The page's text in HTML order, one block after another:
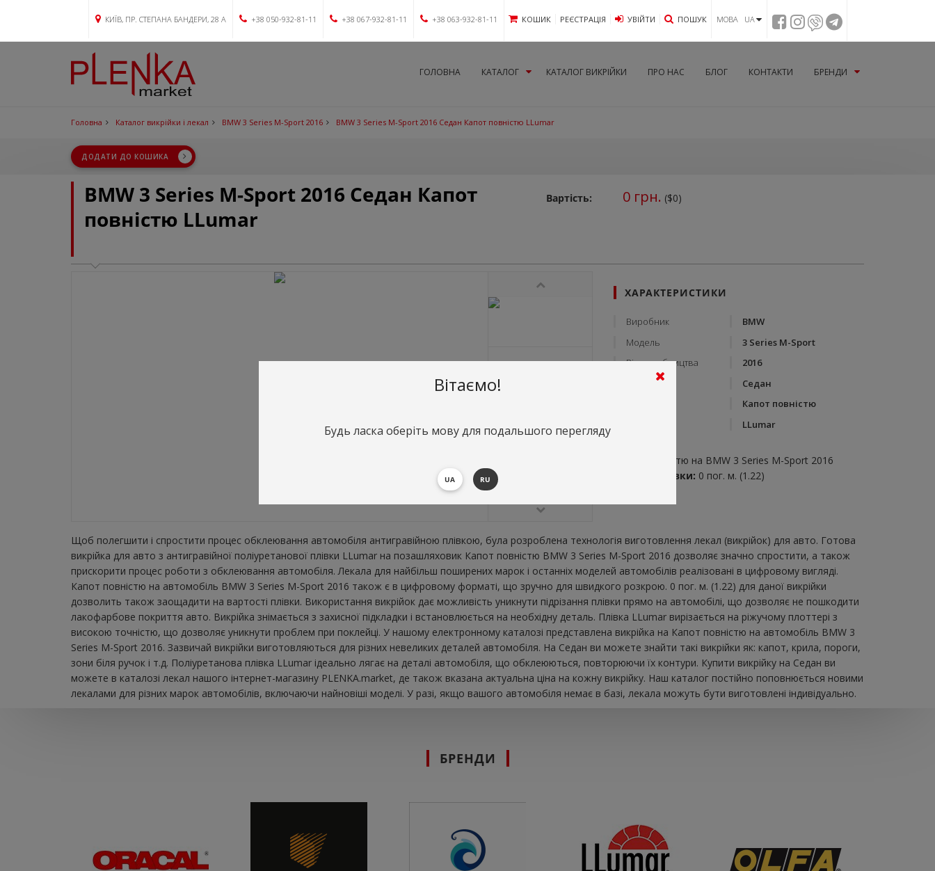
КИЇВ, ПР. СТЕПАНА БАНДЕРИ, 28 А +38 050-932-81-11 +38 067-932-81-11 +38 063-932-81-11 КОШИК РЕЄСТРАЦІЯ УВIЙТИ ПОШУК МОВА UA
ГОЛОВНА КАТАЛОГ КАТАЛОГ ВИКРІЙКИ ПРО НАС БЛОГ КОНТАКТИ БРЕНДИ
Головна Каталог викрійки і лекал BMW 3 Series M-Sport 2016 BMW 3 Series M-Sport 2016 Седан Капот повністю LLumar
ДОДАТИ ДО КОШИКА
BMW 3 Series M-Sport 2016 Седан Капот
повністю LLumar
Вартість: 0грн. ($0)
ХАРАКТЕРИСТИКИ
Виробник
BMW
Модель
3 Series M-Sport
Рік виробництва
2016
Тип кузову
Седан
Капот повністю
LLumar
Капот повністю на BMW 3 Series M-Sport 2016
Витрата плівки: 0 пог. м. (1.22)
Щоб полегшити і спростити процес обклеювання автомобіля антигравійною плівкою, була розроблена технологія виготовлення лекал (викрійок) для авто. Готова
викрійка для авто з антигравійної поліуретанової плівки LLumar на позашляховик Капот повністю BMW 3 Series M-Sport 2016 дозволяє значно спростити, а також
прискорити процес роботи з обклеювання автомобіля. Лекала для найбільш поширених марок і останніх моделей автомобілів реалізовані в цифровому вигляді.
Капот повністю на автомобіль BMW 3 Series M-Sport 2016 також є в цифровому форматі, що зручно для швидкого розкрою. 0 пог. м. (1.22) для даної викрійки
дозволить також заощадити на вартості плівки. Використання викрійок дає можливість уникнути підрізання плівки прямо на автомобілі, що дозволяє не пошкодити
лакофарбове покриття авто. Викрійка знімається з захисної підкладки і встановлюється на необхідну деталь. Плівка LLumar вирізається на ріжучому плоттері з
високою точністю, що дозволяє уникнути проблем при поклейці. У нашому електронному каталозі представлена ​​викрійка на Капот повністю на автомобіль BMW 3
Series M-Sport 2016. Зазвичай викрійки виготовляються для різних невеликих деталей автомобіля. На Седан ви можете знайти такі викрійки як: капот, крила, пороги,
зони біля ручок і т.д. Поліуретанова плівка LLumar ідеально лягає на деталі автомобіля, що обклеюються, повторюючи їх контури. Купити викрійку на Седан ви
можете в каталозі лекал нашого інтернет-магазину PLENKA.market, де також вказана актуальна ціна на кожну викрійку. Наш каталог постійно поповнюється новими
лекалами для різних марок автомобілів, включаючи найновіші моделі. У разі, якщо вашого автомобіля немає в базі, лекала можуть бути виготовлені індивідуально.
БРЕНДИ
Вітаємо!
Будь ласка оберіть мову для подальшого перегляду
UA RU